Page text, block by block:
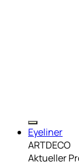
Eyeliner
ARTDECO
Aktueller